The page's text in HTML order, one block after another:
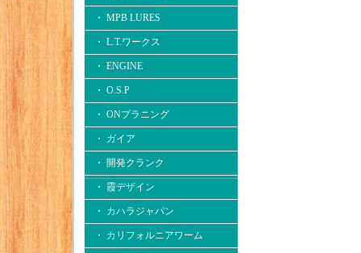
・ MPB LURES
・ L.T.ワークス
・ ENGINE
・ O.S.P
・ ONプラニング
・ ガイア
・ 開発クランク
・ 霞デザイン
・ カハラジャパン
・ カリフォルニアワーム